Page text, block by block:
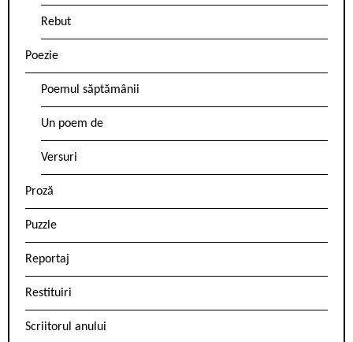
Rebut
Poezie
Poemul săptămânii
Un poem de
Versuri
Proză
Puzzle
Reportaj
Restituiri
Scriitorul anului